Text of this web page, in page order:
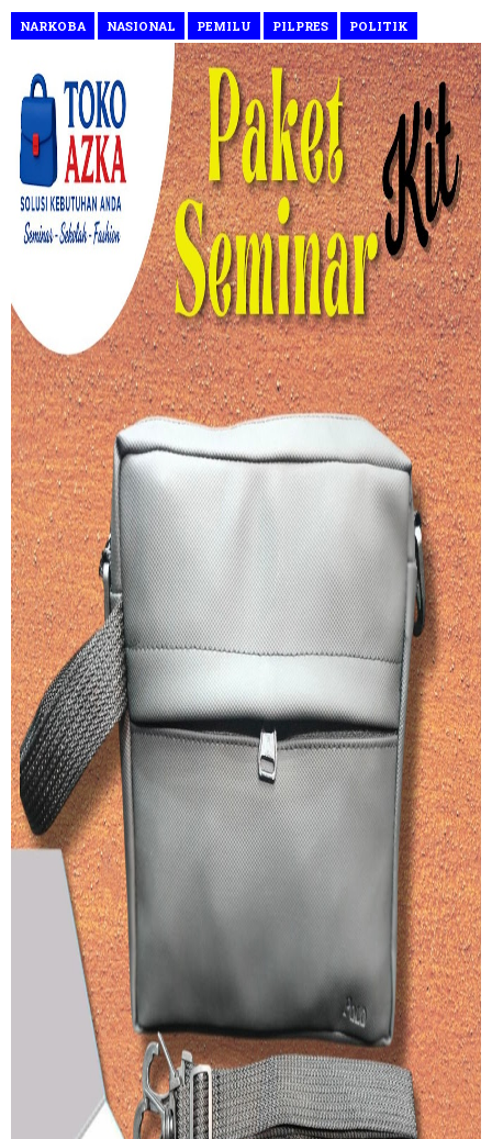
NARKOBA NASIONAL PEMILU PILPRES POLITIK